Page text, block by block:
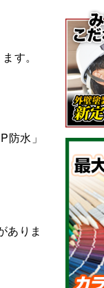
す。
水」
ありま